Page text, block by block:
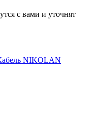
с вами и уточнят